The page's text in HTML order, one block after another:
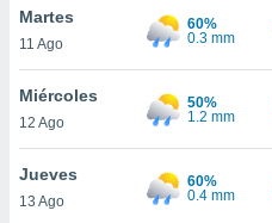
y
de
disponible
Martes
11 Ago
60%
0.3 mm
Miércoles
12 Ago
50%
1.2 mm
Jueves
13 Ago
60%
0.4 mm